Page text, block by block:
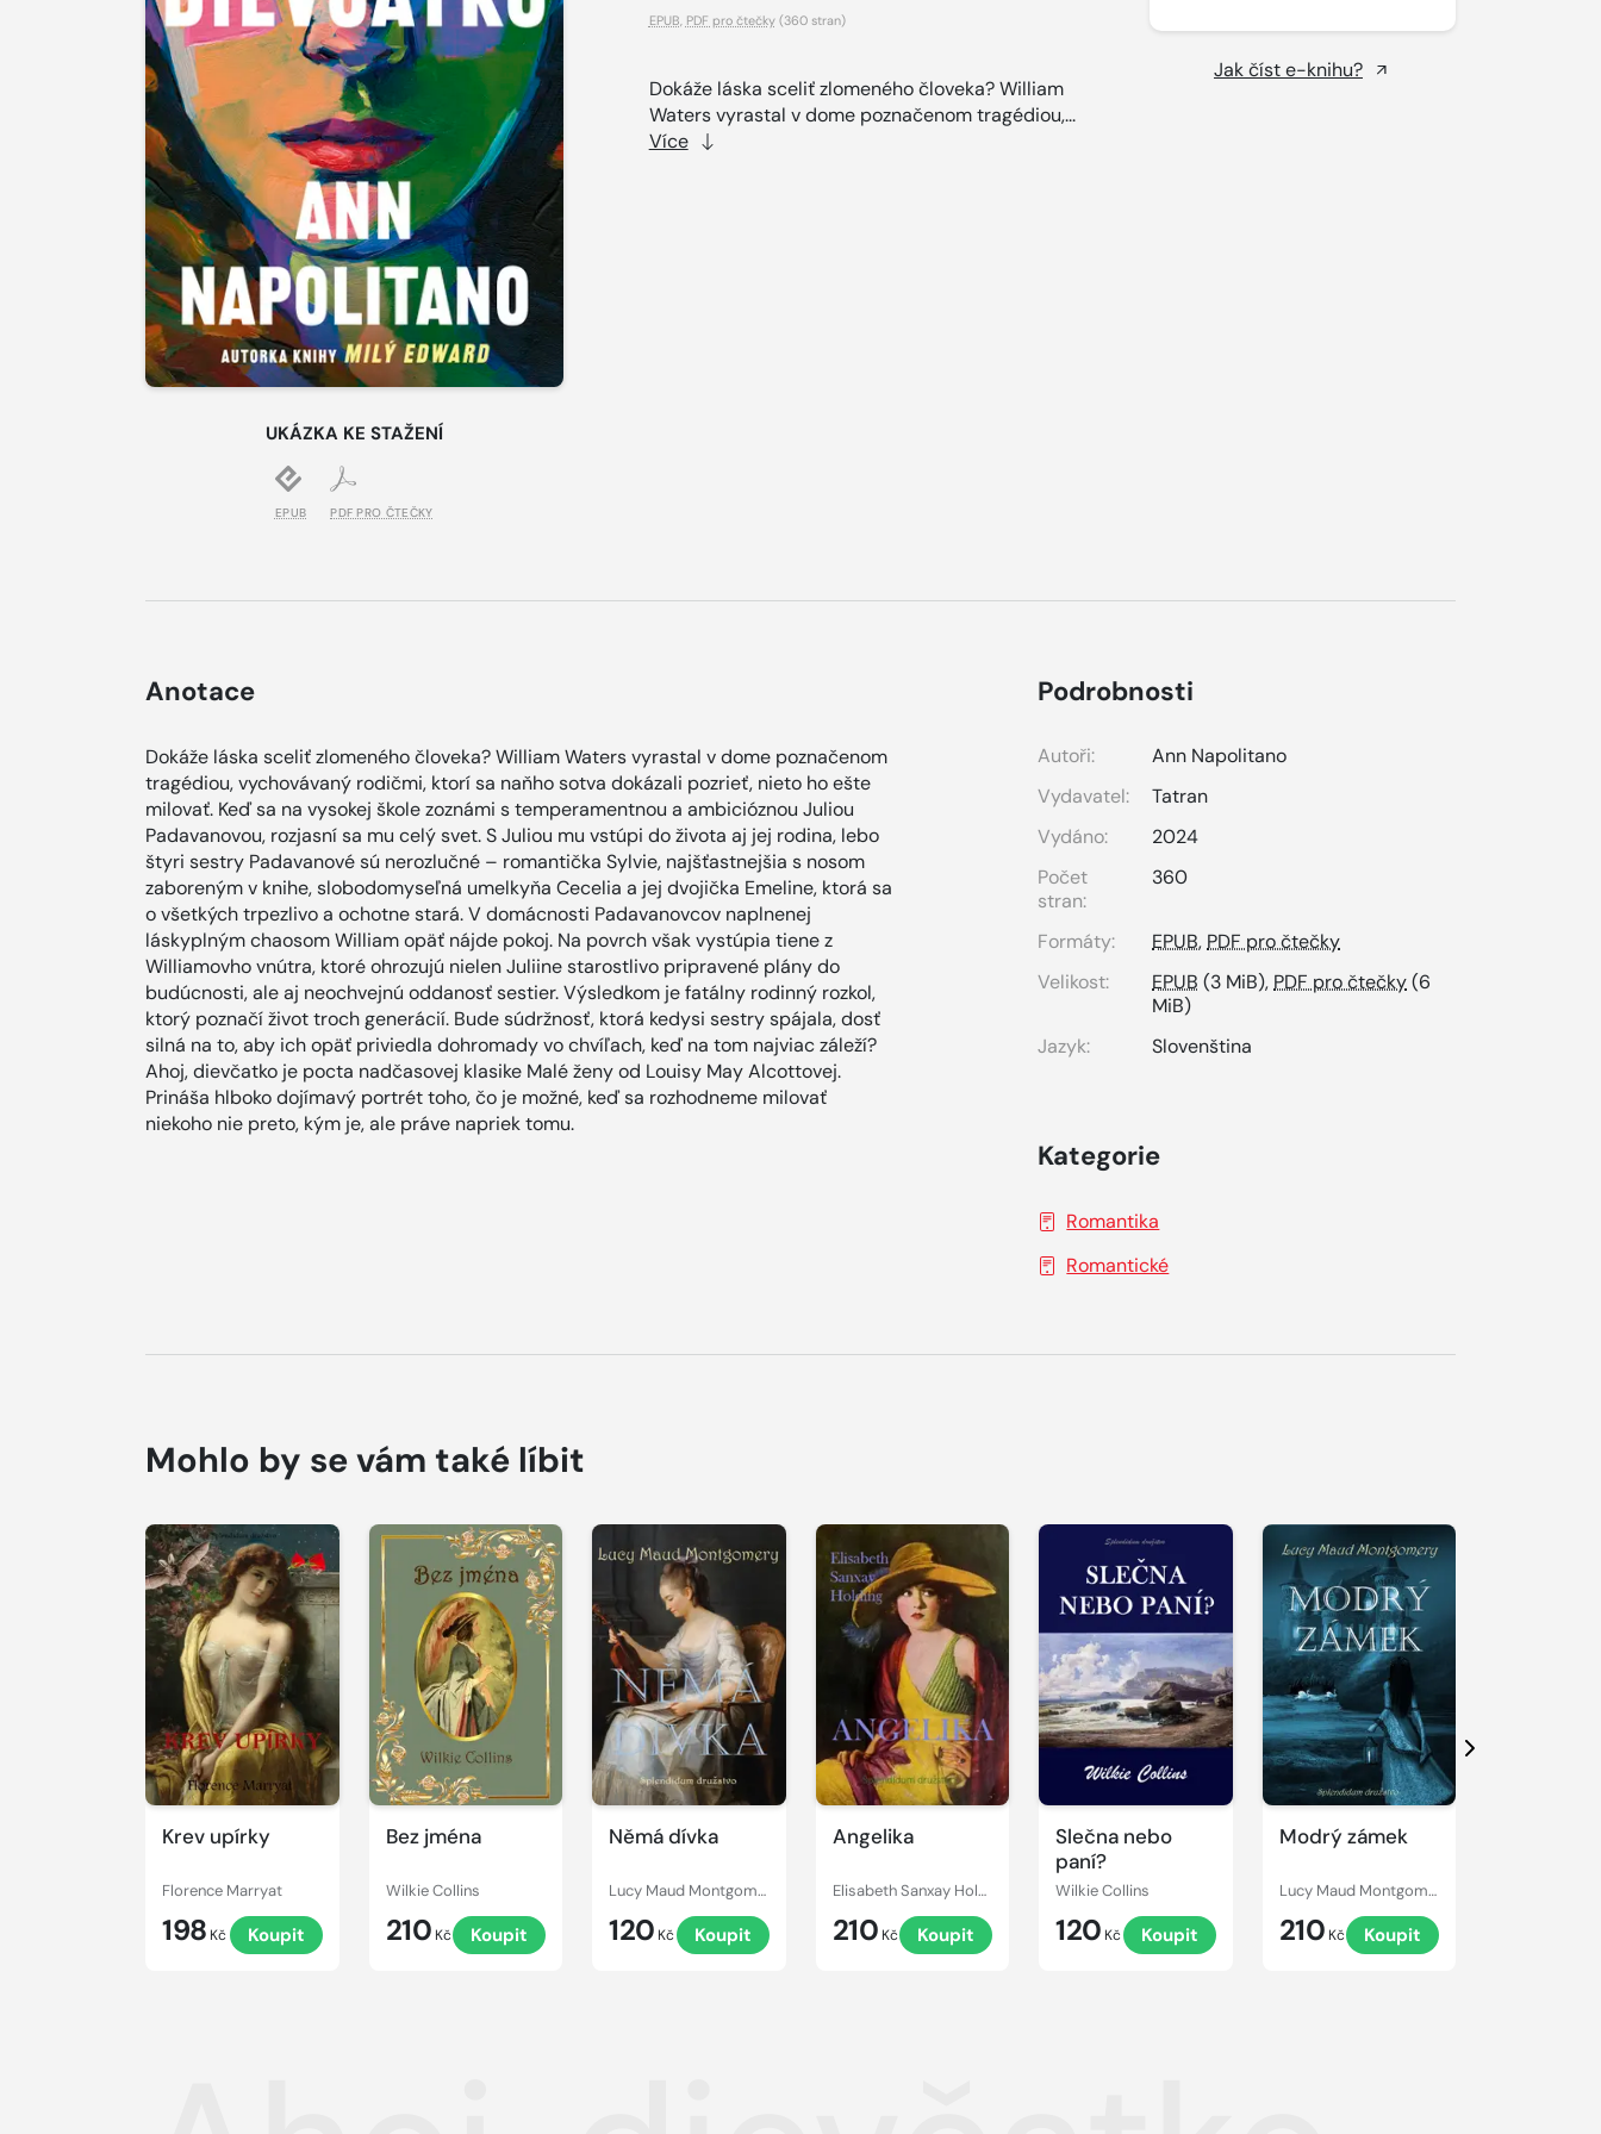
UKÁZKA KE STAŽENÍ
EPUB PDF PRO ČTEČKY
EPUB PDF pro čtečky(360 stran)
Dokáže láska sceliť zlomeného človeka? William
Waters vyrastal v dome poznačenom tragédiou,...
Více
Jak číst e-knihu?
Anotace
Dokáže láska sceliť zlomeného človeka? William Waters vyrastal v dome poznačenom
tragédiou, vychovávaný rodičmi, ktorí sa naňho sotva dokázali pozrieť, nieto ho ešte
milovať. Keď sa na vysokej škole zoznámi s temperamentnou a ambicióznou Juliou
Padavanovou, rozjasní sa mu celý svet. S Juliou mu vstúpi do života aj jej rodina, lebo
štyri sestry Padavanové sú nerozlučné – romantička Sylvie, najšťastnejšia s nosom
zaboreným v knihe, slobodomyseľná umelkyňa Cecelia a jej dvojička Emeline, ktorá sa
o všetkých trpezlivo a ochotne stará. V domácnosti Padavanovcov naplnenej
láskyplným chaosom William opäť nájde pokoj. Na povrch však vystúpia tiene z
Williamovho vnútra, ktoré ohrozujú nielen Juliine starostlivo pripravené plány do
budúcnosti, ale aj neochvejnú oddanosť sestier. Výsledkom je fatálny rodinný rozkol,
ktorý poznačí život troch generácií. Bude súdržnosť, ktorá kedysi sestry spájala, dosť
silná na to, aby ich opäť priviedla dohromady vo chvíľach, keď na tom najviac záleží?
Ahoj, dievčatko je pocta nadčasovej klasike Malé ženy od Louisy May Alcottovej.
Prináša hlboko dojímavý portrét toho, čo je možné, keď sa rozhodneme milovať
niekoho nie preto, kým je, ale práve napriek tomu.
Podrobnosti
Autoři:
Ann Napolitano
Vydavatel:
Tatran
Vydáno:
2024
Počet
stran:
360
Formáty: EPUB,PDF pro čtečky
Velikost:
EPUB (3 MiB),PDF pro čtečky(6
MiB)
Jazyk:
Slovenština
Kategorie
Romantika
Romantické
Mohlo by se vám také líbit
Krev upírky
Florence Marryat
198 Kč Koupit
Bez jména
Wilkie Collins
210 Kč Koupit
Němá dívka
Lucy Maud Montgomery
120 Kč Koupit
Angelika
Elisabeth Sanxay Holding
210 Kč Koupit
Slečna nebo
paní?
Wilkie Collins
120 Kč Koupit
Modrý zámek
Lucy Maud Montgomery
210 Kč Koupit
Další